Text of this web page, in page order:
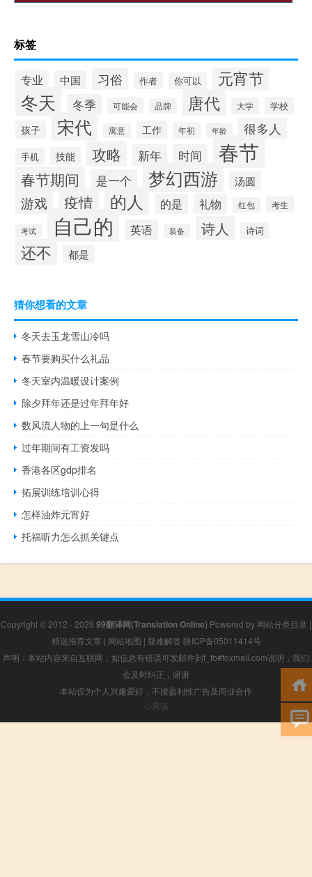
标签
专业 中国 习俗 作者 你可以 元宵节
冬天 冬季 可能会 品牌 唐代 大学 学校
孩子 宋代 寓意 工作 年初 年龄 很多人
手机 技能 攻略 新年 时间 春节
春节期间 是一个 梦幻西游 汤圆
游戏 疫情 的人 的是 礼物 红包 考生
考试 自己的 英语 装备 诗人 诗词
还不 都是
猜你想看的文章
冬天去玉龙雪山冷吗
春节要购买什么礼品
冬天室内温暖设计案例
除夕拜年还是过年拜年好
数风流人物的上一句是什么
过年期间有工资发吗
香港各区gdp排名
拓展训练培训心得
怎样油炸元宵好
托福听力怎么抓关键点
Copyright © 2012 - 2026 99翻译网(Translation Online) Powered by 网站分类目录 |
精选推荐文章 | 网站地图 | 疑难解答 陕ICP备05011414号
声明：本站内容来自互联网，如信息有错误可发邮件到f_fb#foxmail.com说明，我们
会及时纠正，谢谢
本站仅为个人兴趣爱好，不接盈利性广告及商业合作
小男孩